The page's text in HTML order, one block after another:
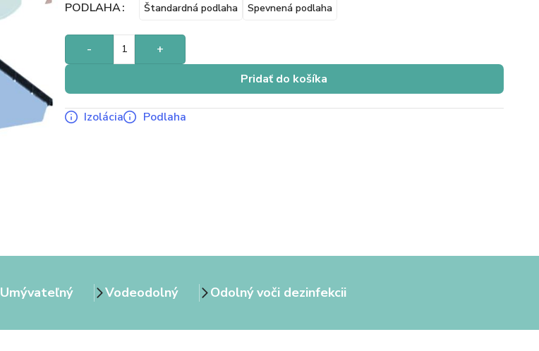
PODLAHA Štandardná podlaha Spevnená podlaha
-
+
Pridať do košíka
Izolácia Podlaha
Umývateľný Vodeodolný Odolný voči dezinfekcii